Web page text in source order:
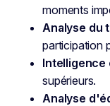
moments
Analyse du
participation
Intelligence
supérieurs.
Analyse